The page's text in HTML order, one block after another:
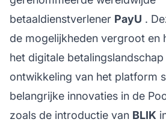
betaaldienstverlener PayU .
de mogelijkheden vergroot en
het digitale
ontwikkeling van het platform
belangrijke innovaties in de
zoals de introductie van BLIK